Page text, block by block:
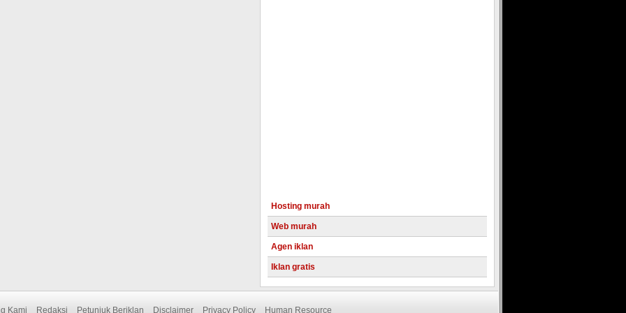
Web murah
Agen iklan
Iklan gratis
Adsense indonesia
Kami
Redaksi Petunjuk Beriklan Disclaimer Privacy Policy Human Resource